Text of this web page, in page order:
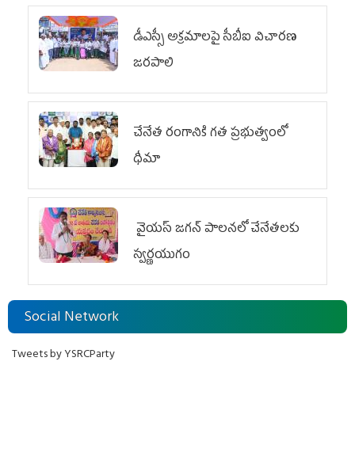
డీఎస్సీ అక్రమాలపై సీబీఐ విచారణ
జరపాలి
చేనేత రంగానికి గత ప్రభుత్వంలో
ధీమా
వైయ‌స్ జగన్ పాలనలో చేనేతలకు
స్వర్ణయుగం
Social Network
Tweets by YSRCParty